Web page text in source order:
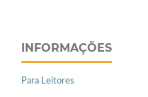
INFORMAÇÕES
Para Leitores